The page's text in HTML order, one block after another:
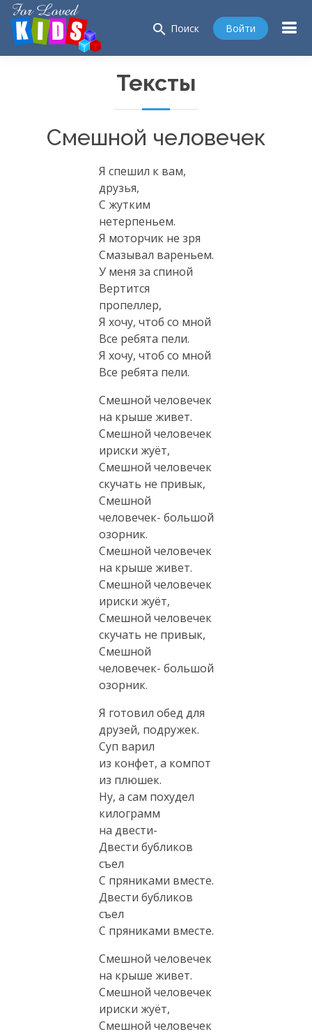
search Поиск Войти
Тексты
Смешной человечек
Я спешил к вам,
друзья,
С жутким
нетерпеньем.
Я моторчик не зря
Смазывал вареньем.
У меня за спиной
Вертится
пропеллер,
Я хочу, чтоб со мной
Все ребята пели.
Я хочу, чтоб со мной
Все ребята пели.
Смешной человечек
на крыше живет.
Смешной человечек
ириски жуёт,
Смешной человечек
скучать не привык,
Смешной
человечек- большой
озорник.
Смешной человечек
на крыше живет.
Смешной человечек
ириски жуёт,
Смешной человечек
скучать не привык,
Смешной
человечек- большой
озорник.
Я готовил обед для
друзей, подружек.
Суп варил
из конфет, а компот
из плюшек.
Ну, а сам похудел
килограмм
на двести-
Двести бубликов
съел
С пряниками вместе.
Двести бубликов
съел
С пряниками вместе.
Смешной человечек
на крыше живет.
Смешной человечек
ириски жуёт,
Смешной человечек